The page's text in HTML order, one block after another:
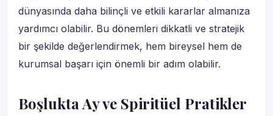
dünyasında daha bilinçli ve etkili kararlar almanıza
yardımcı olabilir. Bu dönemleri dikkatli ve stratejik
bir şekilde değerlendirmek, hem bireysel hem de
kurumsal başarı için önemli bir adım olabilir.
Boşlukta Ay ve Spiritüel Pratikler